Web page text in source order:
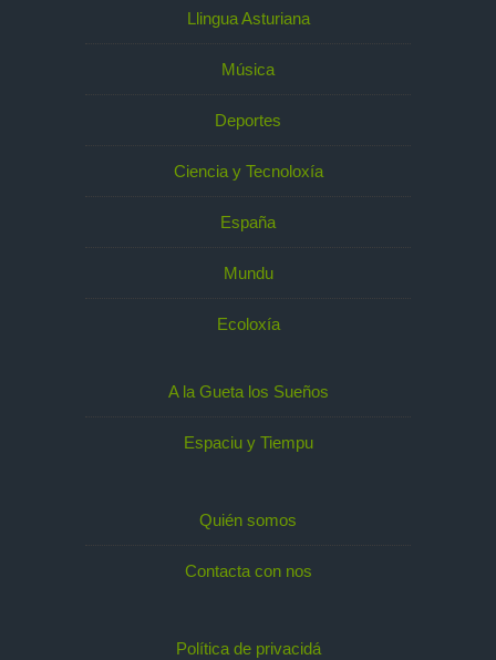
Llingua Asturiana
Música
Deportes
Ciencia y Tecnoloxía
España
Mundu
Ecoloxía
A la Gueta los Sueños
Espaciu y Tiempu
Quién somos
Contacta con nos
Política de privacidá